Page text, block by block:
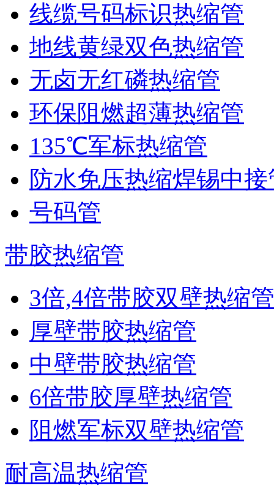
线缆号码标识热缩管
地线黄绿双色热缩管
无卤无红磷热缩管
环保阻燃超薄热缩管
135℃军标热缩管
防水免压热缩焊锡中接
号码管
带胶热缩管
3倍,4倍带胶双壁热缩管
厚壁带胶热缩管
中壁带胶热缩管
6倍带胶厚壁热缩管
阻燃军标双壁热缩管
耐高温热缩管